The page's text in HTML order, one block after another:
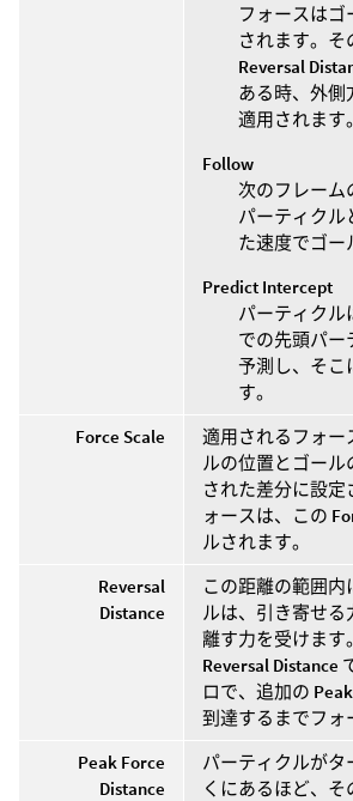
フォースはゴ
されます。
Reversal
ある時、外側
適用されます。
Follow
次のフレーム
パーティクル
た速度でゴー
Predict Intercept
パーティクル
での先頭パー
予測し、そこ
す。
Force Scale
適用されるフォー
ルの位置とゴー
された差分に設定
ォースは、この
ルされます。
Reversal
Distance
この距離の範囲内
ルは、引き寄せる
離す力を受けます
Reversal Distance
ロで、追加の
到達するまでフォ
Peak Force
Distance
パーティクルがタ
くにあるほど、